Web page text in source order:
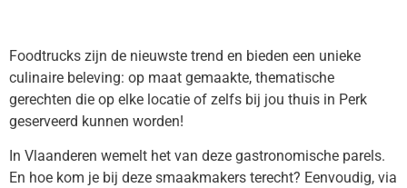
Foodtrucks zijn de nieuwste trend en bieden een unieke
culinaire beleving: op maat gemaakte, thematische
gerechten die op elke locatie of zelfs bij jou thuis in Perk
geserveerd kunnen worden!
In Vlaanderen wemelt het van deze gastronomische parels.
En hoe kom je bij deze smaakmakers terecht? Eenvoudig, via